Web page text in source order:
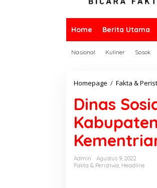
Home Berita Utama
Nasional Kuliner Sosok
Homepage / Fakta &
Dinas
Admin
Agustus 9, 2022
Fakta & Peristiwa Headline